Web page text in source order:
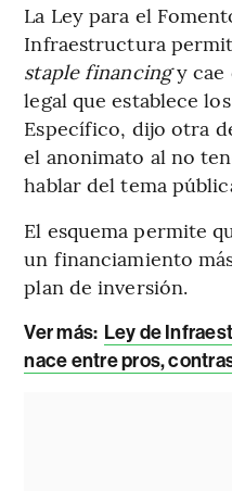
La Ley para el
Infraestructura
staple financingy
legal que establece
Específico, dijo otra
el anonimato al no
hablar del tema
El esquema permite
un financiamiento
plan de inversión.
Ver más: Ley de
nace entre pros,